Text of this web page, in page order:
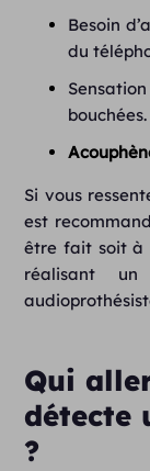
Besoin
du
bouchées.
Si vous
est
être fait soit à
réalisant
Qui
détecte
?